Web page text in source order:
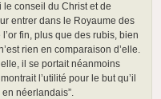
le conseil du Christ et de
entrer dans le Royaume des
fin, plus que des rubis, bien
rien en comparaison d’elle.
il se portait néanmoins
l’utilité pour le but qu’il
néerlandais”.